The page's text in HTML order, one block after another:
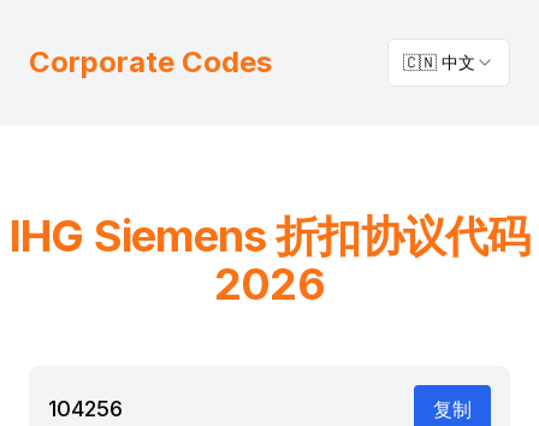
Corporate Codes 🇨🇳 中文
IHG Siemens折扣协议代码
2026
104256 复制